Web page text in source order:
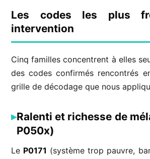
Les codes les plus
intervention
Cinq familles concentrent à elles
des codes confirmés rencontrés
grille de décodage que nous
Ralenti et richesse de
P050x)
Le P0171 (système trop pauvre,